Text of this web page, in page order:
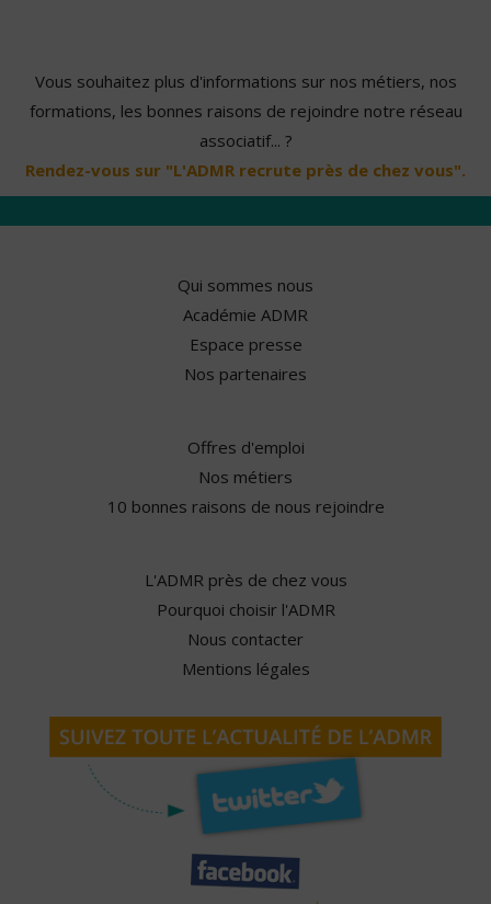
Vous souhaitez plus d'informations sur nos métiers, nos
formations, les bonnes raisons de rejoindre notre réseau
associatif... ?
Rendez-vous sur "L'ADMR recrute près de chez vous".
Qui sommes nous
Académie ADMR
Espace presse
Nos partenaires
Offres d'emploi
Nos métiers
10 bonnes raisons de nous rejoindre
L'ADMR près de chez vous
Pourquoi choisir l'ADMR
Nous contacter
Mentions légales